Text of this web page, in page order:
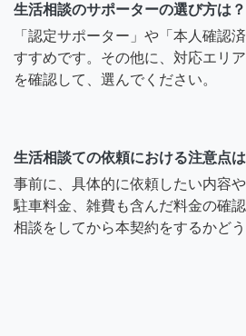
生活相談のサポーターの選び方は？
「認定サポーター」や「本人確認
すすめです。その他に、対応エリ
を確認して、選んでください。
生活相談ての依頼における注意点は
事前に、具体的に依頼したい内容
駐車料金、雑費も含んだ料金の確
相談をしてから本契約をするかど